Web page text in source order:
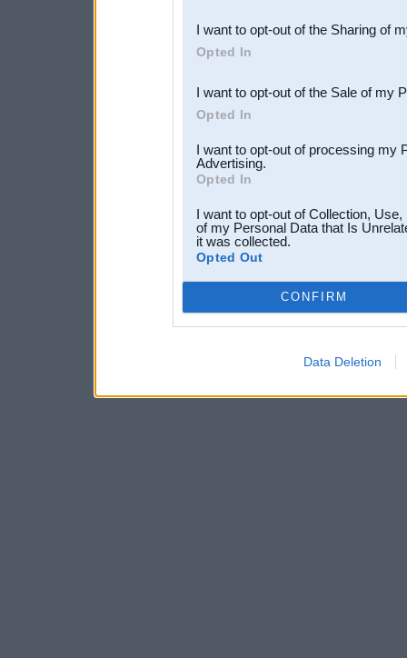
Downstream Participants
third parties.
I want to opt-out of the Sharing of
Opted In
I want to opt-out of the Sale of my
Opted In
I want to opt-out of processing my
Advertising.
Opted In
I want to opt-out of Collection,
of my Personal Data that Is
it was collected.
Opted Out
CONFIRM
Data Deletion